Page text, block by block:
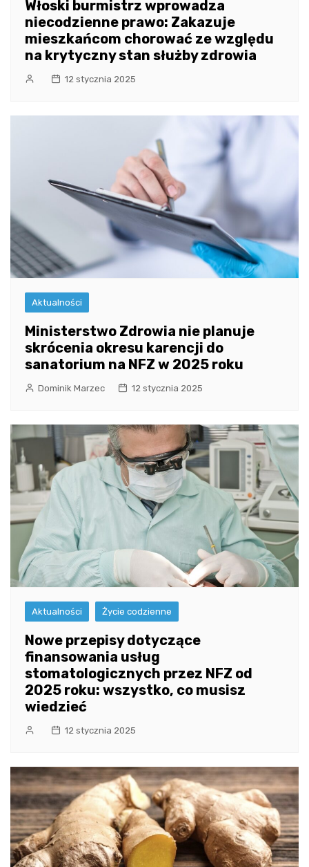
Włoski burmistrz wprowadza
niecodzienne prawo: Zakazuje
mieszkańcom chorować ze względu
na krytyczny stan służby zdrowia
12 stycznia 2025
Aktualności
Ministerstwo Zdrowia nie planuje
skrócenia okresu karencji do
sanatorium na NFZ w 2025 roku
Dominik Marzec 12 stycznia 2025
Aktualności Życie codzienne
Nowe przepisy dotyczące
finansowania usług
stomatologicznych przez NFZ od
2025 roku: wszystko, co musisz
wiedzieć
12 stycznia 2025